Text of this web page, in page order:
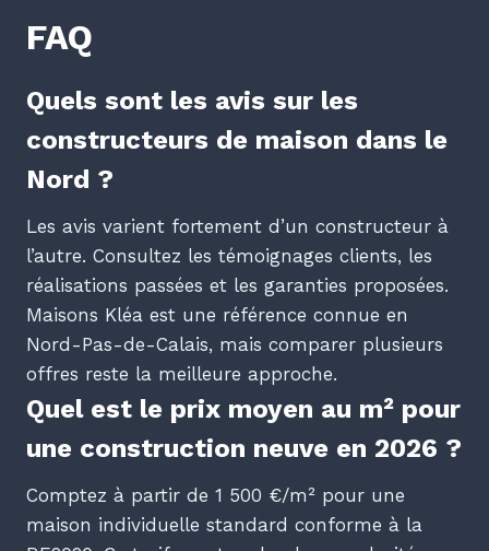
FAQ
Quels sont les avis sur les
constructeurs de maison dans le
Nord ?
Les avis varient fortement d’un constructeur à
l’autre. Consultez les témoignages clients, les
réalisations passées et les garanties proposées.
Maisons Kléa est une référence connue en
Nord-Pas-de-Calais, mais comparer plusieurs
offres reste la meilleure approche.
Quel est le prix moyen au m² pour
une construction neuve en 2026 ?
Comptez à partir de 1 500 €/m² pour une
maison individuelle standard conforme à la